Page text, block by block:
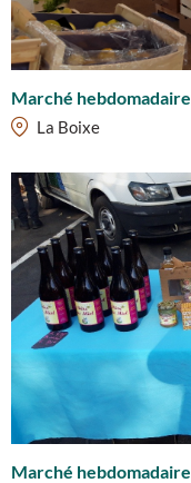
Marché hebdomadaire
La Boixe
Marché hebdomadaire